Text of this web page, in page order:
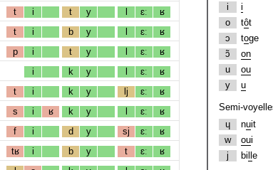
t i t y l ɛː ʁ
t i b y l ɛː ʁ
p i t y l ɛː ʁ
i k y l ɛː ʁ
t i k y lj ɛː ʁ
s i ʁ k y l ɛː ʁ
f i d y sj ɛː ʁ
tʁ i b y t ɛː ʁ
i
i
o
tôt
ɔ
toge
ɔ̃
on
u
ou
y
u
Semi-
ɥ
nuit
w
oui
j
bi e